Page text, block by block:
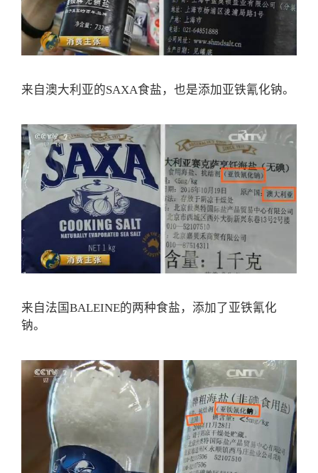
来自澳大利亚的SAXA食盐，也是添加亚铁氰化钠。
来自法国BALEINE的两种食盐，添加了亚铁氰化
钠。